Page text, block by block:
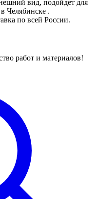
вид, подойдет для
Челябинске .
по всей России.
работ и материалов!